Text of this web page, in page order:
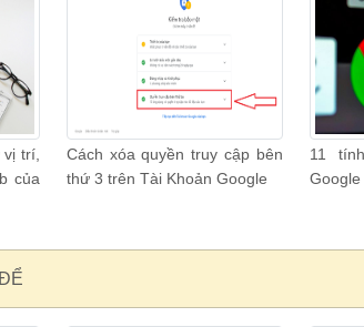
vị trí,
của
Cách xóa quyền truy cập bên
thứ 3 trên Tài Khoản Google
11
Google